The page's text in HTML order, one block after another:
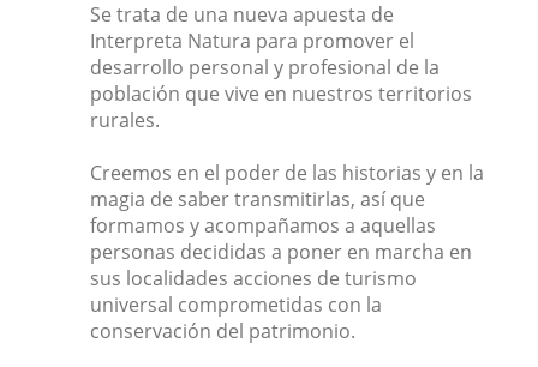
Se trata de una nueva apuesta de
Interpreta Natura para promover el
desarrollo personal y profesional de la
población que vive en nuestros territorios
rurales.
Creemos en el poder de las historias y en la
magia de saber transmitirlas, así que
formamos y acompañamos a aquellas
personas decididas a poner en marcha en
sus localidades acciones de turismo
universal comprometidas con la
conservación del patrimonio.